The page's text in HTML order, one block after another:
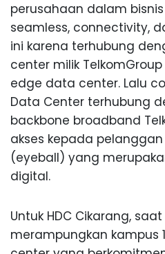
perusahaan dalam
seamless, connectivity,
ini karena terhubung
center milik
edge data center. Lalu
Data Center terhubung
backbone broadband
akses kepada
(eyeball) yang
digital.
Untuk HDC Cikarang,
merampungkan kampus